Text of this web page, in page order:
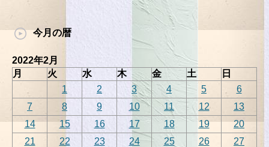
今月の暦
2022年2月
月
火 水 木 金 土
日
1
2 3 4 5
6
7
8 9 10 11 12
13
14
15 16 17 18 19
20
21
22 23 24 25 26
27